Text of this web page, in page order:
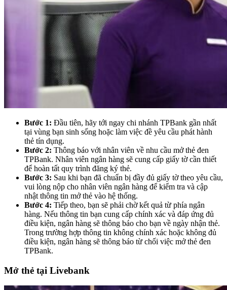
Bước 1: Đầu tiên, hãy tới ngay chi nhánh TPBank gần nhất
tại vùng bạn sinh sống hoặc làm việc đề yêu cầu phát hành
thẻ tín dụng.
Bước 2: Thông báo với nhân viên về nhu cầu mở thẻ đen
TPBank. Nhân viên ngân hàng sẽ cung cấp giấy tờ cần thiết
để hoàn tất quy trình đăng ký thẻ.
Bước 3: Sau khi bạn đã chuẩn bị đầy đủ giấy tờ theo yêu cầu,
vui lòng nộp cho nhân viên ngân hàng để kiểm tra và cập
nhật thông tin mở thẻ vào hệ thống.
Bước 4: Tiếp theo, bạn sẽ phải chờ kết quả từ phía ngân
hàng. Nếu thông tin bạn cung cấp chính xác và đáp ứng đủ
điều kiện, ngân hàng sẽ thông báo cho bạn về ngày nhận thẻ.
Trong trường hợp thông tin không chính xác hoặc không đủ
điều kiện, ngân hàng sẽ thông báo từ chối việc mở thẻ đen
TPBank.
Mở thẻ tại Livebank